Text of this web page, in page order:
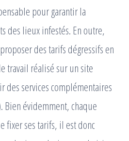
pour garantir la
des lieux infestés. En outre,
des tarifs dégressifs en
travail réalisé sur un site
des services complémentaires
Bien évidemment, chaque
fixer ses tarifs, il est donc